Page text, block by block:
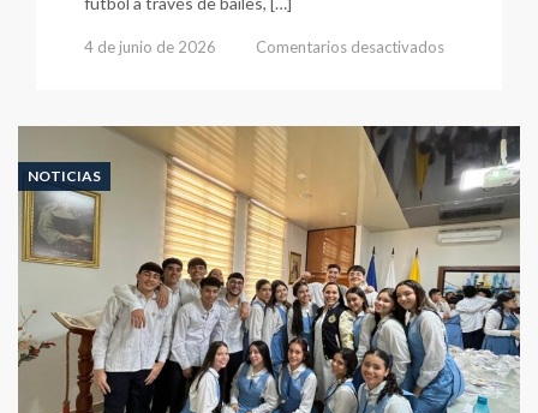
4 de junio de 2026 Comentarios desactivados
Pasión
del
Mundial
NOTICIAS